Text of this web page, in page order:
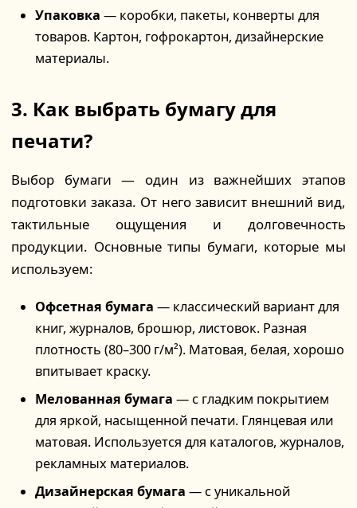
Упаковка — коробки, пакеты, конверты для
товаров. Картон, гофрокартон, дизайнерские
материалы.
3. Как выбрать бумагу для
печати?
Выбор бумаги — один из важнейших этапов
подготовки заказа. От него зависит внешний вид,
тактильные ощущения и долговечность
продукции. Основные типы бумаги, которые мы
используем:
Офсетная бумага — классический вариант для
книг, журналов, брошюр, листовок. Разная
плотность (80–300 г/м²). Матовая, белая, хорошо
впитывает краску.
Мелованная бумага — с гладким покрытием
для яркой, насыщенной печати. Глянцевая или
матовая. Используется для каталогов, журналов,
рекламных материалов.
Дизайнерская бумага — с уникальной